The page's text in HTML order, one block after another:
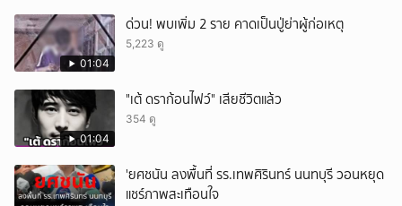
01:04
ด่วน! พบเพิ่ม 2 ราย คาดเป็นปู่ย่าผู้ก่อเหตุ
5,223 ดู
01:04
"เต้ ดราก้อนไฟว์" เสียชีวิตแล้ว
354 ดู
'ยศชนัน ลงพื้นที่ รร.เทพศิรินทร์ นนทบุรี วอนหยุด
แชร์ภาพสะเทือนใจ